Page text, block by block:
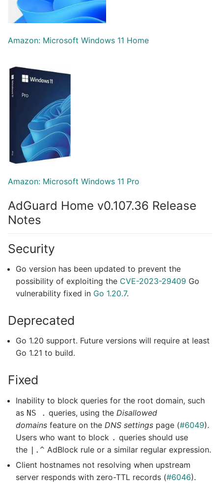
Amazon: Microsoft Windows 11 Home
Amazon: Microsoft Windows 11 Pro
AdGuard Home v0.107.36 Release
Notes
Security
Go version has been updated to prevent the
possibility of exploiting the CVE-2023-29409 Go
vulnerability fixed in Go 1.20.7.
Deprecated
Go 1.20 support. Future versions will require at least
Go 1.21 to build.
Fixed
Inability to block queries for the root domain, such
as NS . queries, using the Disallowed
domains feature on the DNS settings page (#6049).
Users who want to block . queries should use
the |.^ AdBlock rule or a similar regular expression.
Client hostnames not resolving when upstream
server responds with zero-TTL records (#6046).